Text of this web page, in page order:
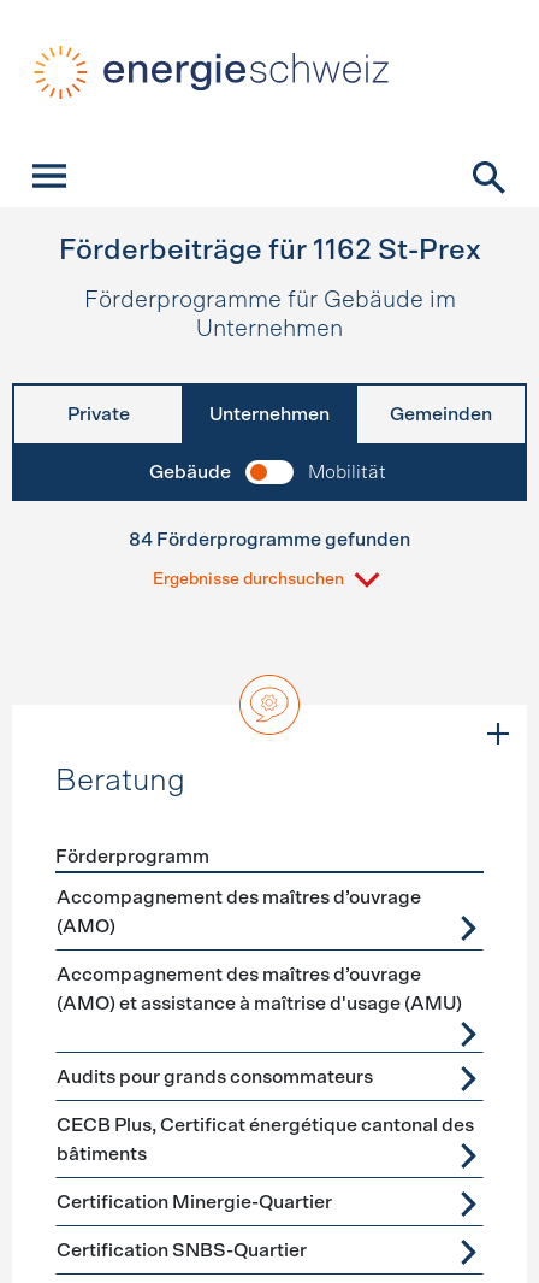
Förderbeiträge für 1162 St-Prex
Förderprogramme für Gebäude im
Unternehmen
Private Unternehmen Gemeinden
Gebäude Mobilität
84 Förderprogramme gefunden
Ergebnisse durchsuchen
Beratung
Förderprogramme Beratung
Förderprogramm
Accompagnement des maîtres d’ouvrage
(AMO)
Accompagnement des maîtres d’ouvrage
(AMO) et assistance à maîtrise d'usage (AMU)
Audits pour grands consommateurs
CECB Plus, Certificat énergétique cantonal des
bâtiments
Certification Minergie-Quartier
Certification SNBS-Quartier